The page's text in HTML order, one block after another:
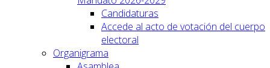
Candidaturas
Accede al acto de votación del cuerpo
electoral
Organigrama